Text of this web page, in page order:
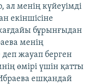
ал менің күйеуімді
екіншісіне
бұрынғыдан
менің
деп жауап берген
өмірі үшін қатты
ешқандай